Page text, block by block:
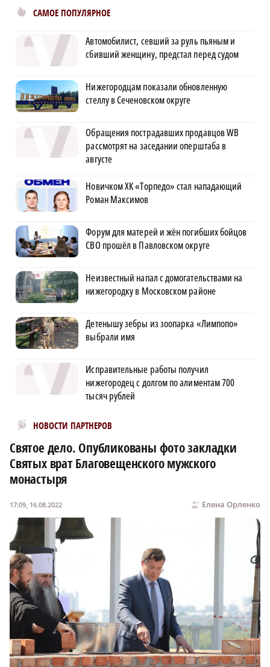
САМОЕ ПОПУЛЯРНОЕ
Автомобилист, севший за руль пьяным и
сбивший женщину, предстал перед судом
Нижегородцам показали обновленную
стеллу в Сеченовском округе
Обращения пострадавших продавцов WB
рассмотрят на заседании оперштаба в
августе
Новичком ХК «Торпедо» стал нападающий
Роман Максимов
Форум для матерей и жён погибших бойцов
СВО прошёл в Павловском округе
Неизвестный напал с домогательствами на
нижегородку в Московском районе
Детенышу зебры из зоопарка «Лимпопо»
выбрали имя
Исправительные работы получил
нижегородец с долгом по алиментам 700
тысяч рублей
НОВОСТИ ПАРТНЕРОВ
Новости МирТесен
Святое дело. Опубликованы фото закладки
Святых врат Благовещенского мужского
монастыря
Елена Орленко
17:09, 16.08.2022